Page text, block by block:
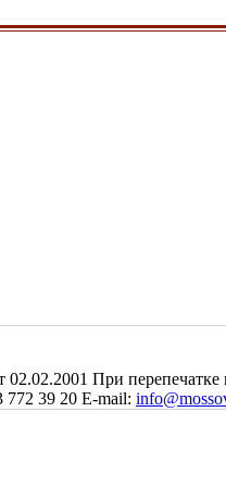
При перепечатке
39 20 E-mail: